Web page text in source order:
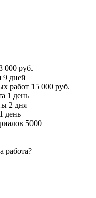
000 руб.
9 дней
работ 15 000 руб.
1 день
2 дня
1 день
5000
работа?